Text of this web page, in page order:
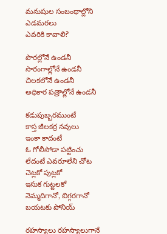
మనుషుల సంబంధాల్లోని
ఎడమరలు
ఎవరికి కావాలి?
పొరల్లోనే ఉండనీ
సొరంగాల్లోనే ఉండనీ
చిలకలోనే ఉండనీ
అధికార పత్రాల్లోనే ఉండనీ
కడుపుబ్బరముంటే
కాస్త జీలకర్ర నవులు
ఇంకా కాదంటే
ఓ గోలీసోడా పట్టించు
లేదంటే ఎవరూలేని చోట
చెట్లకో పుట్లకో
ఇసుక గుట్టలకో
నెమ్మదిగానో, బిగ్గరగానో
బయటకు పోనియ్
రహస్యాలు రహస్యాలుగానే